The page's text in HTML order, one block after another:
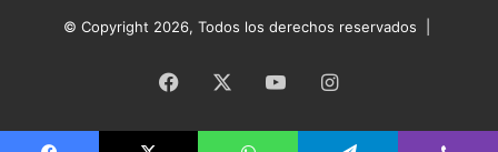
© Copyright 2026, Todos los derechos reservados |
Facebook YouTubeInstagram